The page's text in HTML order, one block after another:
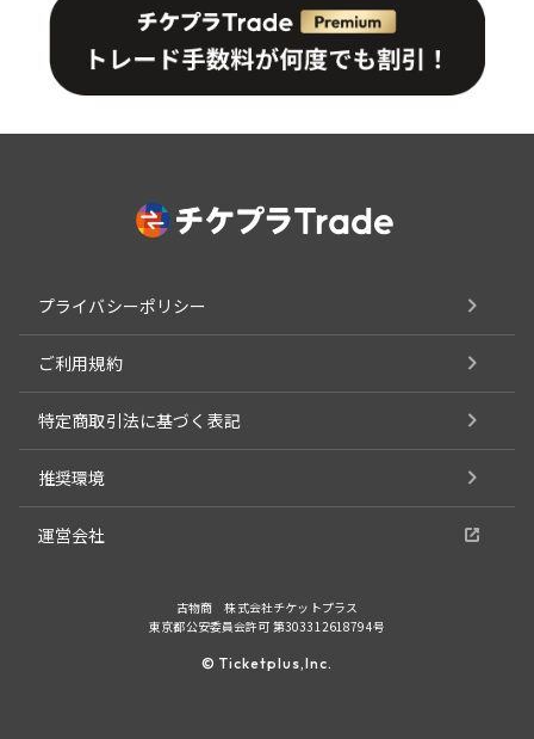
プライバシーポリシー
ご利用規約
特定商取引法に基づく表記
推奨環境
運営会社
古物商 株式会社チケットプラス
東京都公安委員会許可 第303312618794号
© Ticketplus,Inc.